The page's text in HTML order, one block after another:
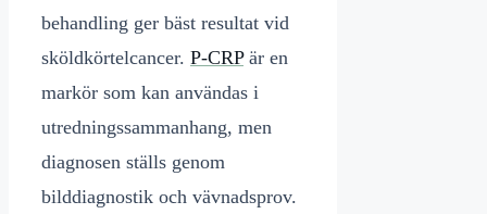
behandling ger bäst resultat vid
sköldkörtelcancer. P-CRPär en
markör som kan användas i
utredningssammanhang, men
diagnosen ställs genom
bilddiagnostik och vävnadsprov.